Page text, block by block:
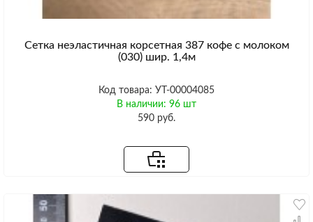
Сетка неэластичная корсетная 387 кофе с молоком
(030) шир. 1,4м
Код товара: УТ-00004085
В наличии: 96 шт
590 руб.